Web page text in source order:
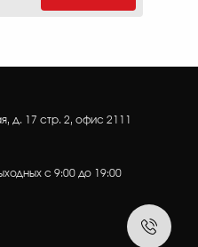
д. 17 стр. 2, офис 2111
с 9:00 до 19:00